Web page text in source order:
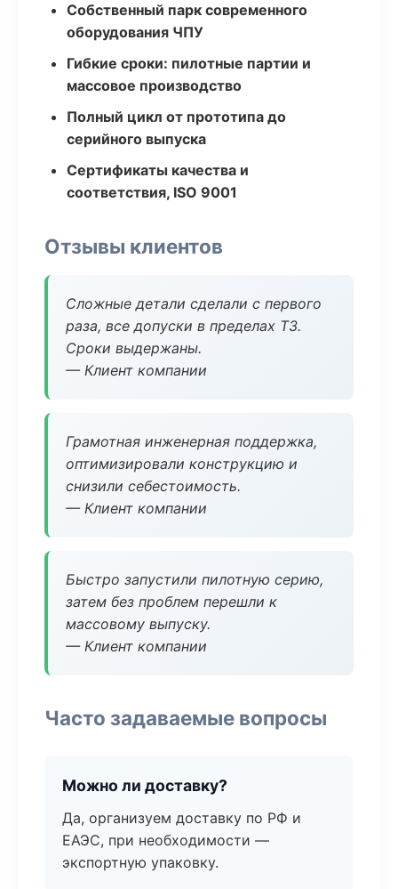
Собственный парк современного
оборудования ЧПУ
Гибкие сроки: пилотные партии и
массовое производство
Полный цикл от прототипа до
серийного выпуска
Сертификаты качества и
соответствия, ISO 9001
Отзывы клиентов
Сложные детали сделали с первого
раза, все допуски в пределах ТЗ.
Сроки выдержаны.
— Клиент компании
Грамотная инженерная поддержка,
оптимизировали конструкцию и
снизили себестоимость.
— Клиент компании
Быстро запустили пилотную серию,
затем без проблем перешли к
массовому выпуску.
— Клиент компании
Часто задаваемые вопросы
Можно ли доставку?
Да, организуем доставку по РФ и
ЕАЭС, при необходимости —
экспортную упаковку.